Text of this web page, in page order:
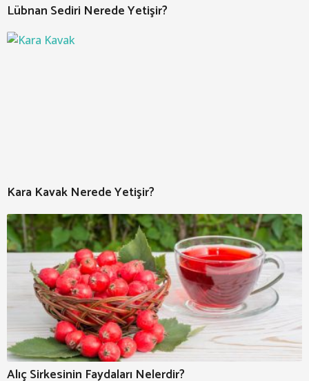
Lübnan Sediri Nerede Yetişir?
Kara Kavak Nerede Yetişir?
Alıç Sirkesinin Faydaları Nelerdir?